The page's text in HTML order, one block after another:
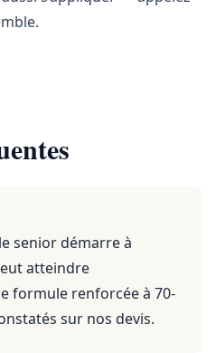
senior démarre à
atteindre
formule renforcée à 70-
sur nos devis.